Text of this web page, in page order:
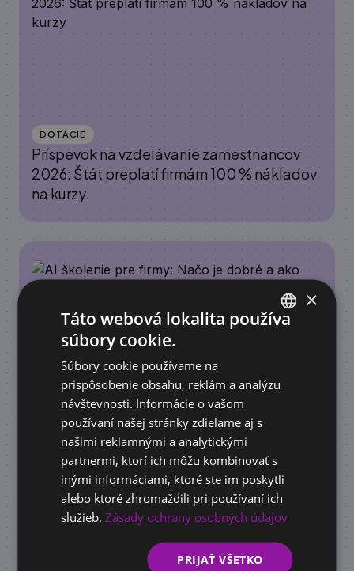
DOTÁCIE
Príspevok na vzdelávanie zamestnancov
2026: Štát preplatí firmám 100 % nákladov
na kurzy
ACADEMY
AI školenie pre firmy: Načo je dobré a ako
pomôže vašej firme rásť
×
Táto webová lokalita používa
súbory cookie.
Súbory cookie používame na
prispôsobenie obsahu, reklám a analýzu
návštevnosti. Informácie o vašom
používaní našej stránky zdieľame aj s
našimi reklamnými a analytickými
partnermi, ktorí ich môžu kombinovať s
inými informáciami, ktoré ste im poskytli
alebo ktoré zhromaždili pri používaní ich
služieb.Zásady ochrany osobných údajov
PRIJAŤ VŠETKO